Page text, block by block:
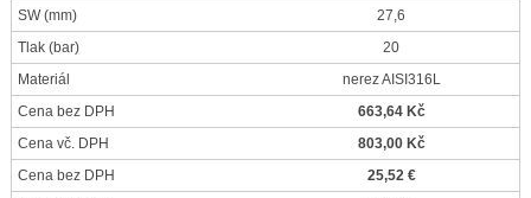
SW(mm)
27,6
Tlak (bar)
20
Materiál
nerez AISI316L
Cena bez DPH
663,64 Kč
Cena vč. DPH
803,00 Kč
Cena bez DPH
25,52 €